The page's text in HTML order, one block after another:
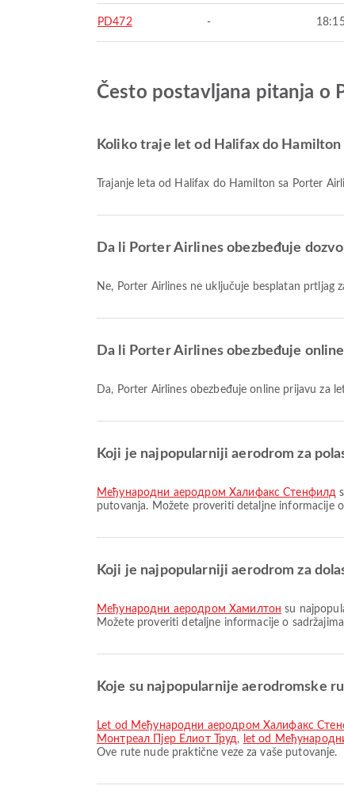
PD472 -
Često postavljana pitanja o
Koliko traje let od Halifax do
Trajanje leta od Halifax do Hamilton sa Porter
Da li Porter Airlines obezbeđuje
Ne, Porter Airlines ne uključuje besplatan
Da li Porter Airlines obezbeđuje
Da, Porter Airlines obezbeđuje online prijavu
Koji je najpopularniji aerodrom za
Међународни аеродром Халифакс Стенфилд
putovanja. Možete proveriti detaljne informacije
Koji je najpopularniji aerodrom za
Међународни аеродром Хамилтон su
Možete proveriti detaljne informacije o
Koje su najpopularnije aerodromske
let od Међународни аеродром Халифакс
Монтреал Пјер Елиот Труд, let od
Ove rute nude praktične veze za vaše putovanje.